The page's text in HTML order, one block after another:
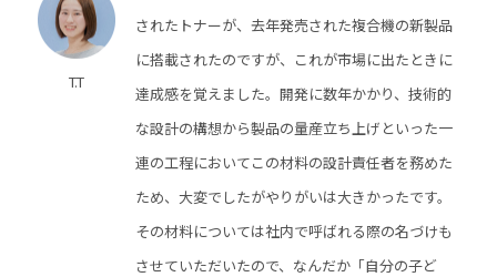
T.T
されたトナーが、去年発売された複合機の新製品
に搭載されたのですが、これが市場に出たときに
達成感を覚えました。開発に数年かかり、技術的
な設計の構想から製品の量産立ち上げといった一
連の工程においてこの材料の設計責任者を務めた
ため、大変でしたがやりがいは大きかったです。
その材料については社内で呼ばれる際の名づけも
させていただいたので、なんだか「自分の子ど